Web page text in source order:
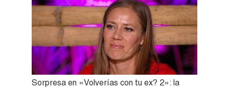
Sorpresa en «Volverías con tu ex? 2»: la